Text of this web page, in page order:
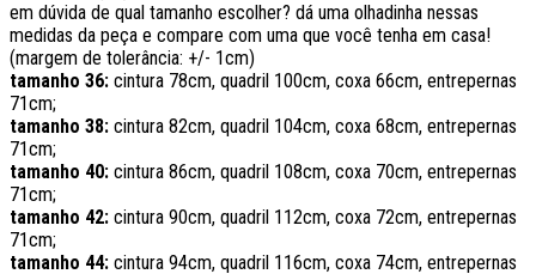
em dúvida de qual tamanho escolher? dá uma olhadinha nessas
medidas da peça e compare com uma que você tenha em casa!
(margem de tolerância: +/- 1cm)
tamanho 36: cintura 78cm, quadril 100cm, coxa 66cm, entrepernas
71cm;
tamanho 38: cintura 82cm, quadril 104cm, coxa 68cm, entrepernas
71cm;
tamanho 40: cintura 86cm, quadril 108cm, coxa 70cm, entrepernas
71cm;
tamanho 42: cintura 90cm, quadril 112cm, coxa 72cm, entrepernas
71cm;
tamanho 44: cintura 94cm, quadril 116cm, coxa 74cm, entrepernas